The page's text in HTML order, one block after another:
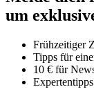
um
Frühzeitiger
Tipps für
10 € für